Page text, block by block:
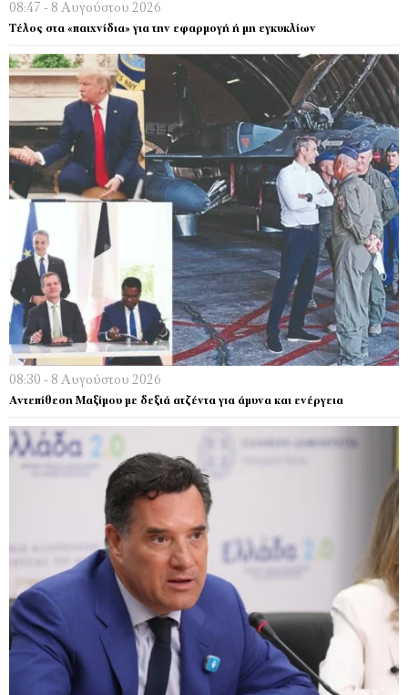
08:47 - 8 Αυγούστου 2026
Τέλος στα «παιχνίδια» για την εφαρμογή ή μη εγκυκλίων
08:30 - 8 Αυγούστου 2026
Αντεπίθεση Μαξίμου με δεξιά ατζέντα για άμυνα και ενέργεια